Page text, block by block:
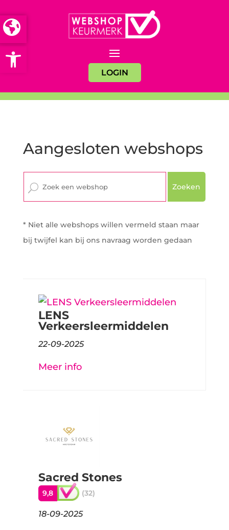
Open toolbar
LOGIN
Aangesloten webshops
Zoeken
* Niet alle webshops willen vermeld staan maar
bij twijfel kan bij ons navraag worden gedaan
LENS
Verkeersleermiddelen
22-09-2025
Meer info
Sacred Stones
9,8 (32)
18-09-2025